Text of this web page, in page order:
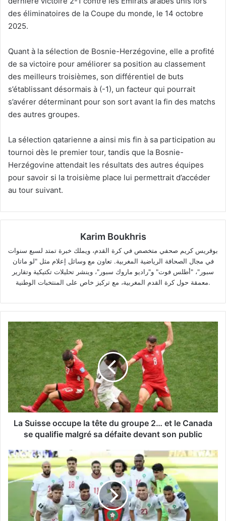
des éliminatoires de la Coupe du monde, le 14 octobre
2025.
Quant à la sélection de Bosnie-Herzégovine, elle a profité
de sa victoire pour améliorer sa position au classement
des meilleurs troisièmes, son différentiel de buts
s’établissant désormais à (-1), un facteur qui pourrait
s’avérer déterminant pour son sort avant la fin des matchs
des autres groupes.
La sélection qatarienne a ainsi mis fin à sa participation au
tournoi dès le premier tour, tandis que la Bosnie-
Herzégovine attendait les résultats des autres équipes
pour savoir si la troisième place lui permettrait d’accéder
au tour suivant.
Karim Boukhris
بوقريس كريم صحفي متخصص في كرة القدم، ويملك خبرة تمتد لسبع سنوات
في مجال الصحافة الرياضية المغربية. تعاون مع وسائل إعلام مثل "لو ماتان
سبور"، "أطلس فوت" و"راديو ماروك سبور"، وينشر تحليلات تكتيكية وتقارير
معمقة حول كرة القدم المغربية، مع تركيز خاص على المنتخبات الوطنية.
La
Suisse
occupe
tête
du
groupe
2…
et
Canada
qualifie
malgré
défaite
La Suisse occupe la tête du groupe 2… et le Canada
se qualifie malgré sa défaite devant son public
Le
Maroc
renverse
la
situation